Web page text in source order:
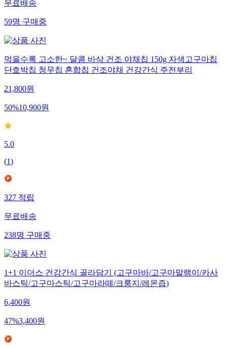
무료배송
59명 구매중
먹을수록 고소한~ 달콤 바삭 건조 야채칩 150g 자색고구마칩
단호박칩 청무칩 혼합칩 건조야채 건강간식 주전부리
21,800원
50%10,900원
5.0
(1)
327 적립
무료배송
238명 구매중
1+1 이더스 건강간식 골라담기 (고구마바/고구마말랭이/카사
바스틱/고구마스틱/고구마라떼/크룽지/레몬즙)
6,400원
47%3,400원